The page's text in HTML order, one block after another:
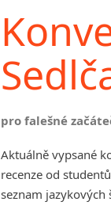
pro falešné
Aktuálně vypsané
recenze od
seznam